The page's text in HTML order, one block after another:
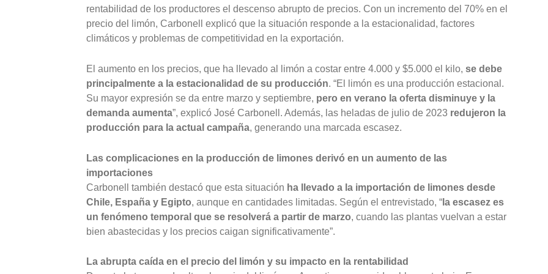
rentabilidad de los productores el descenso abrupto de precios. Con un incremento del 70% en el
precio del limón, Carbonell explicó que la situación responde a la estacionalidad, factores
climáticos y problemas de competitividad en la exportación.
El aumento en los precios, que ha llevado al limón a costar entre 4.000 y $5.000 el kilo, se debe
principalmente a la estacionalidad de su producción. “El limón es una producción estacional.
Su mayor expresión se da entre marzo y septiembre, pero en verano la oferta disminuye y la
demanda aumenta”, explicó José Carbonell. Además, las heladas de julio de 2023 redujeron la
producción para la actual campaña, generando una marcada escasez.
Las complicaciones en la producción de limones derivó en un aumento de las
importaciones
Carbonell también destacó que esta situación ha llevado a la importación de limones desde
Chile, España y Egipto, aunque en cantidades limitadas. Según el entrevistado, “ la escasez es
un fenómeno temporal que se resolverá a partir de marzo, cuando las plantas vuelvan a estar
bien abastecidas y los precios caigan significativamente”.
La abrupta caída en el precio del limón y su impacto en la rentabilidad